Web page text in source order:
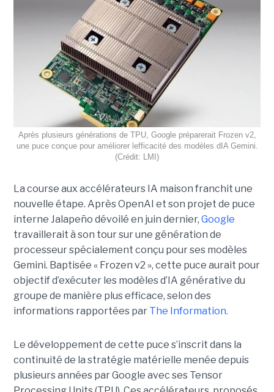
Après plusieurs générations de TPU, Google préparerait Frozen v2,
une puce conçue pour améliorer lefficacité des modèles dIA Gemini.
(Crédit: LMI)
La course aux accélérateurs IA maison franchit une
nouvelle étape. Après OpenAI et son projet de puce
interne Jalapeño dévoilé en juin dernier, Google
travaillerait à son tour sur une génération de
processeur spécialement conçu pour ses modèles
Gemini. Baptisée « Frozen v2 », cette puce aurait pour
objectif d’exécuter les modèles d’IA générative du
groupe de manière plus efficace, selon des
informations rapportées par The Information.
Le développement de cette puce s’inscrit dans la
continuité de la stratégie matérielle menée depuis
plusieurs années par Google avec ses Tensor